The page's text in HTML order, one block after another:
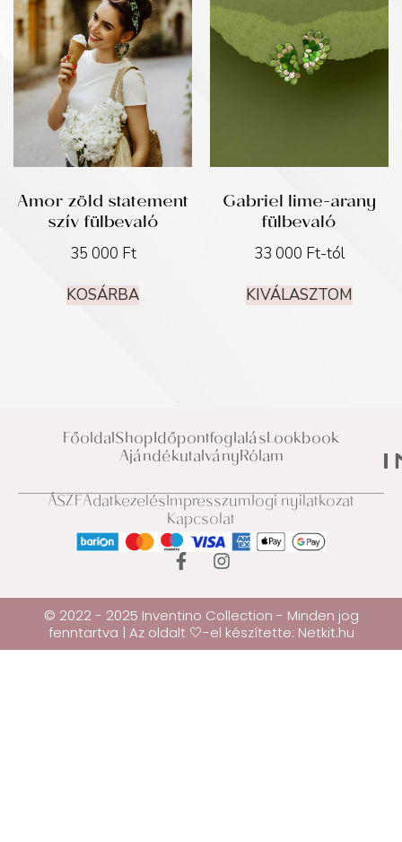
Amor zöld statement
szív fülbevaló
35 000 Ft
KOSÁRBA
Gabriel lime-arany
fülbevaló
33 000 Ft-tól
KIVÁLASZTOM
FőoldalShopIdőpontfoglalásLookbook
AjándékutalványRólam
ÁSZFAdatkezelésImpresszumJogi nyilatkozat
Kapcsolat
© 2022 - 2025 Inventino Collection - Minden jog
fenntartva | Az oldalt 🤍-el készítette: Netkit.hu